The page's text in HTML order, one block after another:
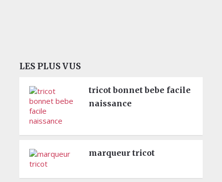
LES PLUS VUS
tricot bonnet bebe facile
naissance
marqueur tricot